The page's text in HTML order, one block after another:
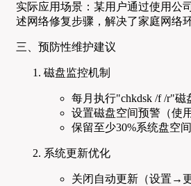
实际应用场景：某用户通过使用公
述网络修复步骤，解决了家庭网络
三、预防性维护建议
磁盘监控机制
每月执行"chkdsk /f /r"磁
设置磁盘空间预警（使
保留至少30%系统盘空
系统更新优化
关闭自动更新（设置→